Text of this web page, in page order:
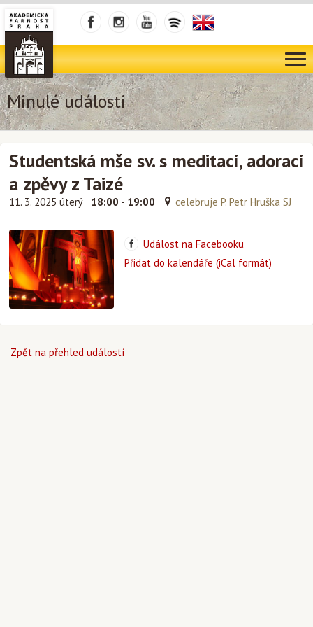
Minulé události
Studentská mše sv. s meditací, adorací
a zpěvy z Taizé
11. 3. 2025 úterý 18:00 - 19:00 celebruje P. Petr Hruška SJ
Událost na Facebooku
Přidat do kalendáře (iCal formát)
Zpět na přehled událostí